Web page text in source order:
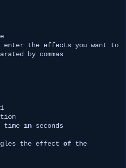
enter the effects you want to
by commas
time
in seconds
the effect of the